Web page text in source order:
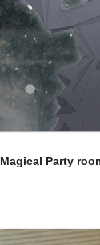
Magical Party